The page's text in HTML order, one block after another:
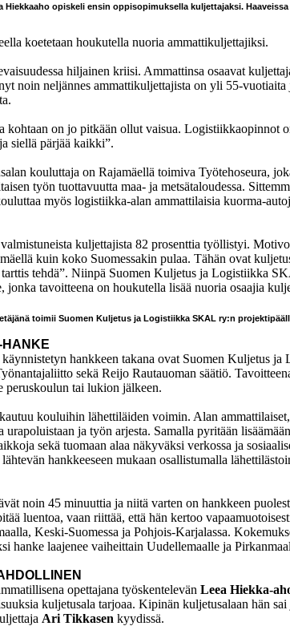
Hiekkaaho opiskeli ensin oppisopimuksella kuljettajaksi.
koetetaan houkutella nuoria ammattikuljettajiksi.
hiljainen kriisi. Ammattinsa osaavat
noin neljännes ammattikuljettajista on yli 55-
kohtaan on jo pitkään ollut vaisua. Logistiikkaopinnot
siellä pärjää kaikki”.
kouluttaja on Rajamäellä toimiva Työtehoseura,
työn tuottavuutta maa- ja metsätaloudessa.
myös logistiikka-alan ammattilaisia kuorma-
kuljettajista 82 prosenttia työllistyi.
kuin koko Suomessakin pulaa. Tähän ovat
tarttis tehdä”. Niinpä Suomen Kuljetus ja Logistiikka
tavoitteena on houkutella lisää nuoria osaajia
toimii Suomen Kuljetus ja Logistiikka SKAL ry:n
HANKE
hankkeen takana ovat Suomen Kuljetus
sekä Reijo Rautauoman säätiö.
peruskoulun tai lukion jälkeen.
kouluihin lähettiläiden voimin. Alan
ja työn arjesta. Samalla pyritään
sekä tuomaan alaa näkyväksi verkossa ja
hankkeeseen mukaan osallistumalla
noin 45 minuuttia ja niitä varten on hankkeen
luentoa, vaan riittää, että hän kertoo
Keski-Suomessa ja Pohjois-Karjalassa.
hanke laajenee vaiheittain Uudellemaalle ja
opettajana työskentelevän Leea Hiekka-
kuljetusala tarjoaa. Kipinän kuljetusalaan hän
Ari Tikkasen kyydissä.